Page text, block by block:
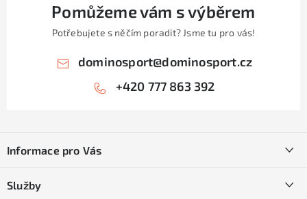
Pomůžeme vám s výběrem
Potřebujete s něčím poradit? Jsme tu pro vás!
dominosport@dominosport.cz
+420 777 863 392
pInformace pro Vás
Služby